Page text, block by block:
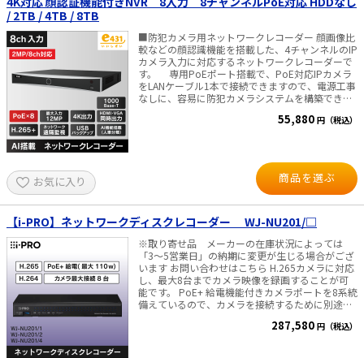
力：4ポート、合計最大50W ・内蔵HDD WJ-
NU101/1：HDD（1TB）×1 WJ-NU101/2：
HDD（2TB）×1 ・モニター端子：HDMI、2系統
（19 ピン typeA 端子） メインモニター：
3840×2160p（4K）／30Hz、
3840×2160p（4K）／25Hz、1920×1080p／
1920×1080p／60Hz、1920×1080p／50Hz ・
対応ブラウザ：Microsoft Edge、 Google
×1、マウス×1、取扱説明書 設置編×1、簡単ガ
イド×1、らくらくスタートについて×1、HDD交
換時期ラベル×1、起動情報案内カード×1、ケー
ブルクランプ（DCケーブル用）×1、Switching
Power Adapter（ACアダプター）×1、電源コー
ド×1
のカメラを同時接続/録画可能 ■圧縮率が高く高
化する「シーン適応ビットレート制御技術」によ
って、ストレージ効率は、 さらに強化され従来
より25%向上しています。 最大記録容量：
1TB…8チャンネルとも720p /15fps @H.265のIP
カメラで、 約3週間 保存(24時間記録）できます。
■仕様 最大IPカメラ入力：8台 同時再生：4ch デ
コード能力：4-ch@1080p(25fps、8-
ch@720p(25fps） ネットワーク遠隔監視 USBバ
応 電源 DC48V（ACアダプタ付属）・消費電力
10W 以下（ PoEの消費電力除く） 寸法：
W225×D122×H27 (mm) ・重量 0.6Kg 以下
【映像出力について】 PCモニター・ディスプレ
イへの接続を推奨しております。 ※一部のテレビ
機種は、当録画機の信号を受け付けず、画面に表
示されない場合があるため。 ■付属品■ 本体、
AC電源アダプタ、電源コード、 LANケーブル（1
ｍ）、マウス、かんたんガイド
/ 2TB / 4TB / 8TB
■防犯カメラ用ネットワークレコーダー 顔画像比
較などの顔認識機能を搭載した、4チャンネルのIP
カメラ入力に対応するネットワークレコーダーで
す。 専用PoEポート搭載で、PoE対応IPカメラ
をLANケーブル1本で接続できますので、電源工事
なしに、容易に防犯カメラシステムを構築できま
ンドプレイ機能で、面倒な設定をしなくとも自動
高画質！ さらに長時間の録画も可能です。最大
力*が可能。HDMI出力は、最大4K（3840x2160）
@30Hzまで対応、VGA出力は最大1080p@60Hz
まで対応 ＊）HDMI・VGA独立出力のメニュー表
示・操作は、メニューの設定によりどちらかの画
面でしか操作できません。 ■動体検知 ディープ
ラーニングにより「人・車」を瞬時に識別するAI
動体検知技術です。環境による誤報を排除し、重
要なイベントのみを的確に捉えることで、監視の
効率と精度を最大限に高めます。 ■仕様 最大IPカ
メラ入力：8台 同時再生：8ch デコード能力：1-
ch@4MP (30 fps) / 8-ch@1080p (30 fps) 顔認
55,880 円（税込）
お気に入り 商品を選ぶ
【i-PRO】ネットワークディスクレコーダー WJ-NU201/□
※取り寄せ品 メーカーの在庫状況によっては
「3～5営業日」の納期に変更が生じる場合がござ
います お問い合わせはこちら H.265カメラに対応
し、最大8台までカメラ映像を録画することが可
能です。 PoE+ 給電機能付きカメラポートを8系統
備えているので、カメラを接続するために別途カ
・PoE 給電機能付きネットワークポート搭載 ・コ
287,580 円（税込）